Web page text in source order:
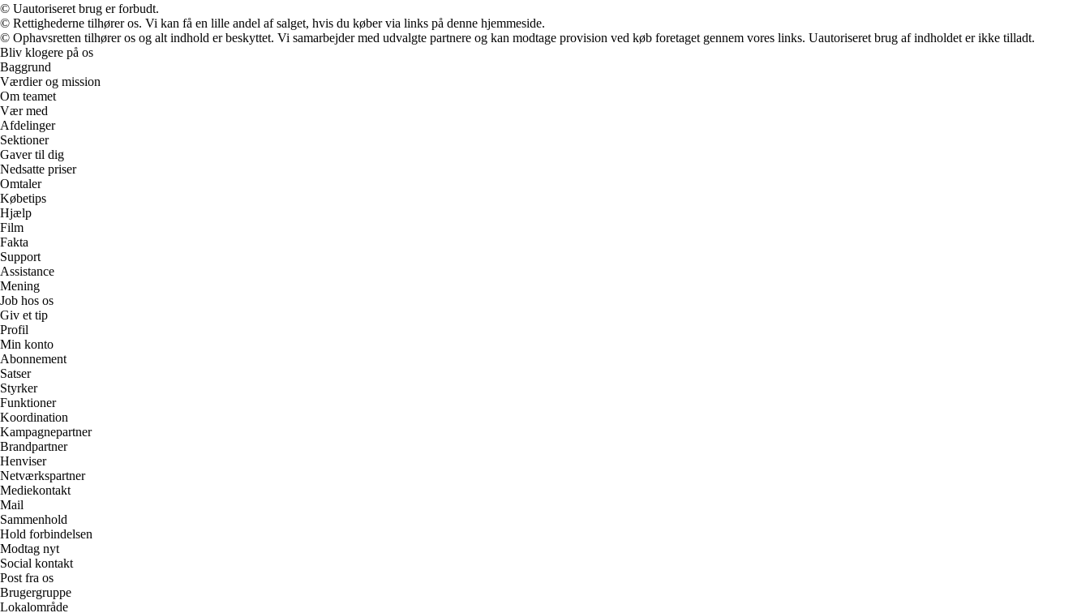
© Uautoriseret brug er forbudt.
© Rettighederne tilhører os. Vi kan få en lille andel af salget, hvis du køber via links på denne hjemmeside.
© Ophavsretten tilhører os og alt indhold er beskyttet. Vi samarbejder med udvalgte partnere og kan modtage provision ved køb foretaget gennem vores links. Uautoriseret brug af indholdet er ikke tilladt.
Bliv klogere på os
Baggrund
Værdier og mission
Om teamet
Vær med
Afdelinger
Sektioner
Gaver til dig
Nedsatte priser
Omtaler
Købetips
Hjælp
Film
Fakta
Support
Assistance
Mening
Job hos os
Giv et tip
Profil
Min konto
Abonnement
Satser
Styrker
Funktioner
Koordination
Kampagnepartner
Brandpartner
Henviser
Netværkspartner
Mediekontakt
Mail
Sammenhold
Hold forbindelsen
Modtag nyt
Social kontakt
Post fra os
Brugergruppe
Lokalområde